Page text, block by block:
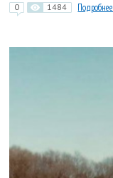
0 1484 Подробнее